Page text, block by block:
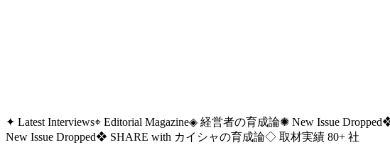
✦ Latest Interviews⌖ Editorial Magazine◈ 経営者の育成論✺ New Issue Dropped
New Issue Dropped❖ SHARE with カイシャの育成論◇ 取材実績 80+ 社